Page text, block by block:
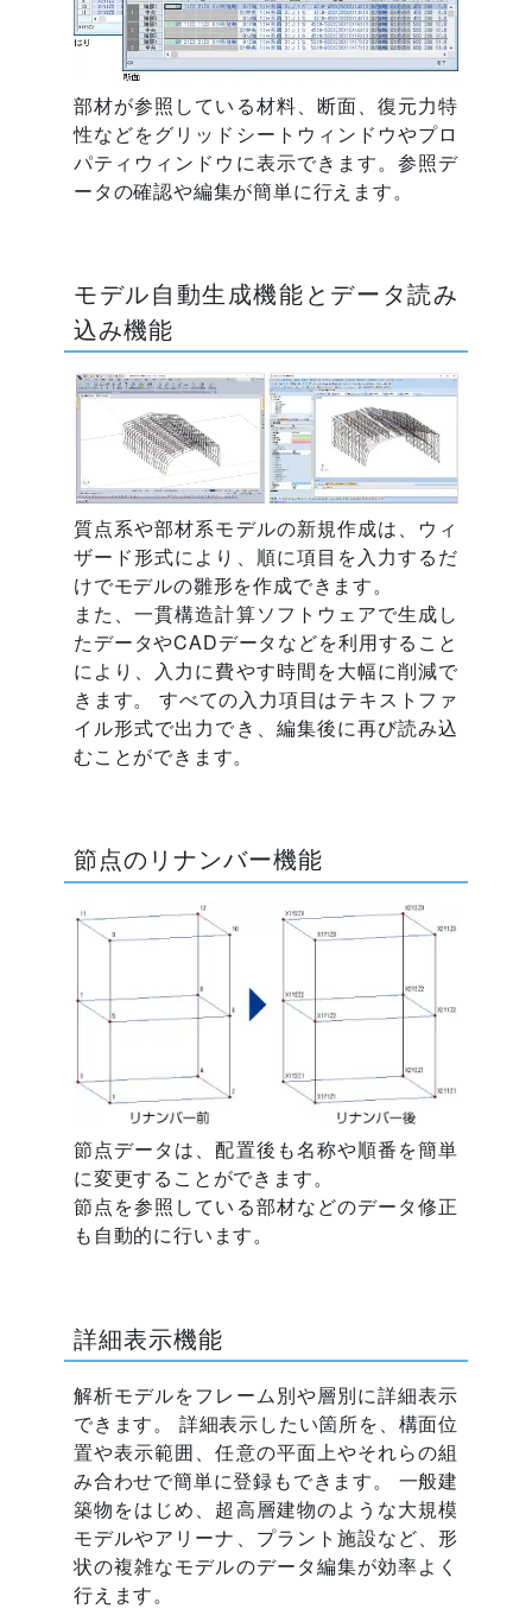
部材が参照している材料、断面、復元力特
性などをグリッドシートウィンドウやプロ
パティウィンドウに表示できます。参照デ
ータの確認や編集が簡単に行えます。
モデル自動生成機能とデータ読み
込み機能
質点系や部材系モデルの新規作成は、ウィ
ザード形式により、順に項目を入力するだ
けでモデルの雛形を作成できます。
また、一貫構造計算ソフトウェアで生成し
たデータやCADデータなどを利用すること
により、入力に費やす時間を大幅に削減で
きます。 すべての入力項目はテキストファ
イル形式で出力でき、編集後に再び読み込
むことができます。
節点のリナンバー機能
節点データは、配置後も名称や順番を簡単
に変更することができます。
節点を参照している部材などのデータ修正
も自動的に行います。
詳細表示機能
解析モデルをフレーム別や層別に詳細表示
できます。 詳細表示したい箇所を、構面位
置や表示範囲、任意の平面上やそれらの組
み合わせで簡単に登録もできます。 一般建
築物をはじめ、超高層建物のような大規模
モデルやアリーナ、プラント施設など、形
状の複雑なモデルのデータ編集が効率よく
行えます。